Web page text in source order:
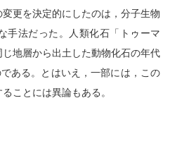
更を決定的にしたのは，分子生物
手法だった。人類化石「トゥーマ
地層から出土した動物化石の年代
ある。とはいえ，一部には，この
ことには異論もある。